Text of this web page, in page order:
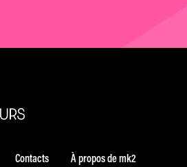
Contacts À propos de mk2